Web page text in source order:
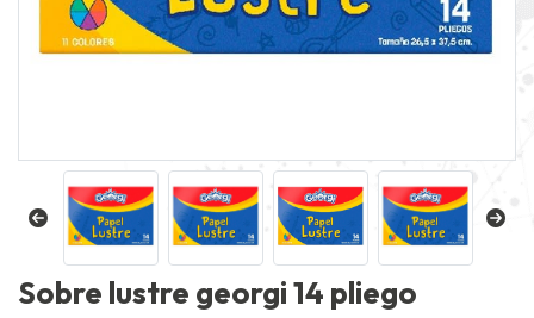
Sobre lustre georgi 14 pliego